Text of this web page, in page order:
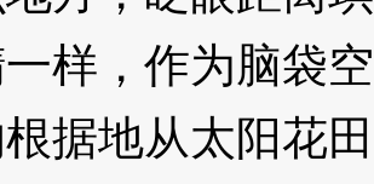
样，作为脑袋
据地从太阳花